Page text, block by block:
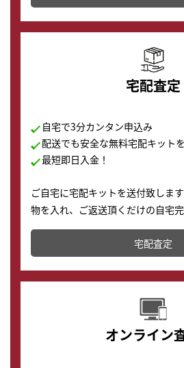
の購入もできます♪
宅配査定
自宅で3分カンタン申込み
配送でも安全な無料宅配キット
最短即日入金！
ご自宅に宅配キットを送付致しま
物を入れ、ご返送頂くだけの自宅
テムです。
配送でも簡単&安全に査定・買取に
す。
宅配査定
オンライン